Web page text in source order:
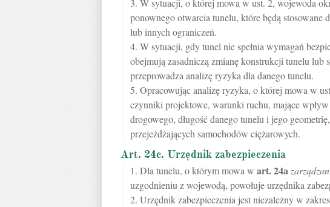
3. W sytuacji, o której mowa w ust. 2, wojewoda
ponownego otwarcia tunelu, które będą stosowane
lub innych ograniczeń.
4. W sytuacji, gdy tunel nie spełnia wymagań
obejmują zasadniczą zmianę konstrukcji tunelu lub
przeprowadza analizę ryzyka dla danego tunelu.
5. Opracowując analizę ryzyka, o której mowa w
czynniki projektowe, warunki ruchu, mające
drogowego, długość danego tunelu i jego
przejeżdżających samochodów ciężarowych.
Art. 24c. Urzędnik zabezpieczenia
1. Dla tunelu, o którym mowa w art.24a
uzgodnieniu z wojewodą, powołuje urzędnika
2. Urzędnik zabezpieczenia jest niezależny w